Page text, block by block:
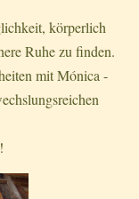
körperlich
Ruhe zu finden.
mit Mónica -